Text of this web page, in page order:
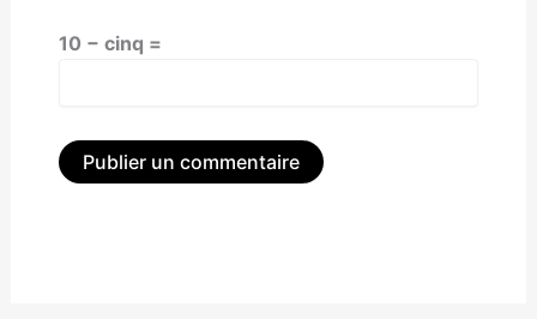
10 − cinq =